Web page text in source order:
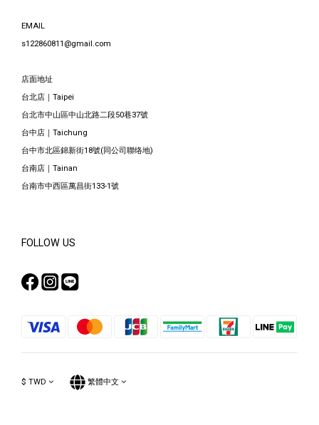
EMAIL
s122860811@gmail.com
店面地址
台北店｜Taipei
台北市中山區中山北路二段50巷37號
台中店｜Taichung
台中市北區錦新街18號(同公司聯络地)
台南店｜Tainan
台南市中西區萬昌街133-1號
FOLLOW US
$ TWD 繁體中文